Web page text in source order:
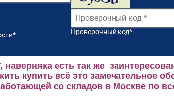
* Проверочный код*
есть так же
купить всё это замечательное
со складов в Москве по